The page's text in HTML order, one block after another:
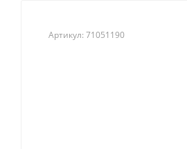
Артикул: 71051190